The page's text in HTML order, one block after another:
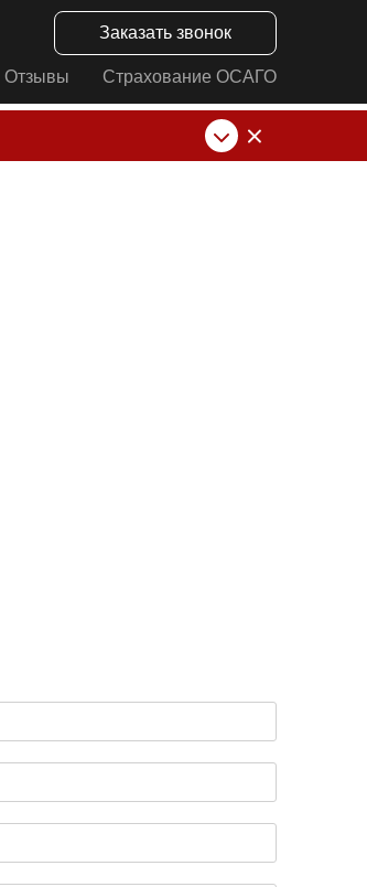
Заказать звонок
Отзывы Страхование ОСАГО